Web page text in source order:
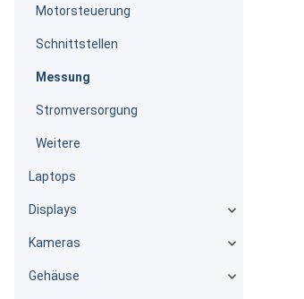
Motorsteuerung
Schnittstellen
Messung
Stromversorgung
Weitere
Laptops
Displays
Kameras
Gehäuse